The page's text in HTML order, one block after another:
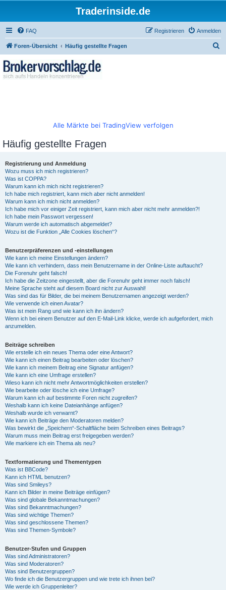
Traderinside.de
FAQ Anmelden
Registrieren
Foren-Übersicht Häufig gestellte Fragen
Alle Märkte bei TradingView verfolgen
Häufig gestellte Fragen
Registrierung und Anmeldung
Wozu muss ich mich registrieren?
Was ist COPPA?
Warum kann ich mich nicht registrieren?
Ich habe mich registriert, kann mich aber nicht anmelden!
Warum kann ich mich nicht anmelden?
Ich habe mich vor einiger Zeit registriert, kann mich aber nicht mehr anmelden?!
Ich habe mein Passwort vergessen!
Warum werde ich automatisch abgemeldet?
Wozu ist die Funktion „Alle Cookies löschen“?
Benutzerpräferenzen und -einstellungen
Wie kann ich meine Einstellungen ändern?
Wie kann ich verhindern, dass mein Benutzername in der Online-Liste auftaucht?
Die Forenuhr geht falsch!
Ich habe die Zeitzone eingestellt, aber die Forenuhr geht immer noch falsch!
Meine Sprache steht auf diesem Board nicht zur Auswahl!
Was sind das für Bilder, die bei meinem Benutzernamen angezeigt werden?
Wie verwende ich einen Avatar?
Was ist mein Rang und wie kann ich ihn ändern?
Wenn ich bei einem Benutzer auf den E-Mail-Link klicke, werde ich aufgefordert, mich
anzumelden.
Beiträge schreiben
Wie erstelle ich ein neues Thema oder eine Antwort?
Wie kann ich einen Beitrag bearbeiten oder löschen?
Wie kann ich meinem Beitrag eine Signatur anfügen?
Wie kann ich eine Umfrage erstellen?
Wieso kann ich nicht mehr Antwortmöglichkeiten erstellen?
Wie bearbeite oder lösche ich eine Umfrage?
Warum kann ich auf bestimmte Foren nicht zugreifen?
Weshalb kann ich keine Dateianhänge anfügen?
Weshalb wurde ich verwarnt?
Wie kann ich Beiträge den Moderatoren melden?
Was bewirkt die „Speichern“-Schaltfläche beim Schreiben eines Beitrags?
Warum muss mein Beitrag erst freigegeben werden?
Wie markiere ich ein Thema als neu?
Textformatierung und Thementypen
Was ist BBCode?
Kann ich HTML benutzen?
Was sind Smileys?
Kann ich Bilder in meine Beiträge einfügen?
Was sind globale Bekanntmachungen?
Was sind Bekanntmachungen?
Was sind wichtige Themen?
Was sind geschlossene Themen?
Was sind Themen-Symbole?
Benutzer-Stufen und Gruppen
Was sind Administratoren?
Was sind Moderatoren?
Was sind Benutzergruppen?
Wo finde ich die Benutzergruppen und wie trete ich ihnen bei?
Wie werde ich Gruppenleiter?